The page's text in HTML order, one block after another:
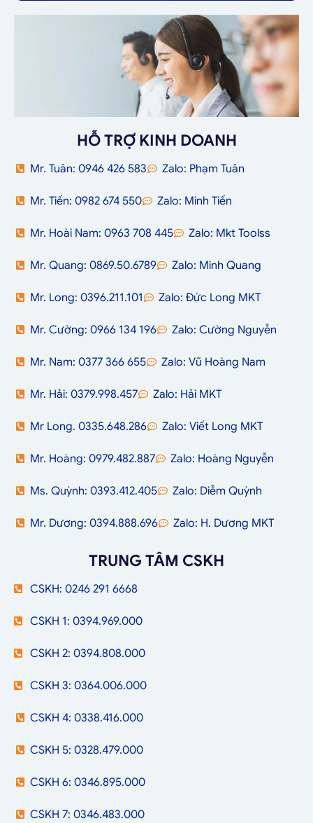
HỖ TRỢ KINH DOANH
Mr. Tuân: 0946 426 583 Zalo: Phạm Tuân
Mr. Tiến: 0982 674 550 Zalo: Minh Tiến
Mr. Hoài Nam: 0963 708 445 Zalo: Mkt Toolss
Mr. Quang: 0869.50.6789 Zalo: Minh Quang
Mr. Long: 0396.211.101 Zalo: Đức Long MKT
Mr. Cường: 0966 134 196 Zalo: Cường Nguyễn
Mr. Nam: 0377 366 655 Zalo: Vũ Hoàng Nam
Mr. Hải: 0379.998.457 Zalo: Hải MKT
Mr Long. 0335.648.286 Zalo: Viết Long MKT
Mr. Hoàng: 0979.482.887 Zalo: Hoàng Nguyễn
Ms. Quỳnh: 0393.412.405 Zalo: Diễm Quỳnh
Mr. Dương: 0394.888.696 Zalo: H. Dương MKT
TRUNG TÂM CSKH
CSKH: 0246 291 6668
CSKH 1: 0394.969.000
CSKH 2: 0394.808.000
CSKH 3: 0364.006.000
CSKH 4: 0338.416.000
CSKH 5: 0328.479.000
CSKH 6: 0346.895.000
CSKH 7: 0346.483.000